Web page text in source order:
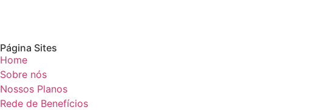
Página Sites
Home
Sobre nós
Nossos Planos
Rede de Benefícios